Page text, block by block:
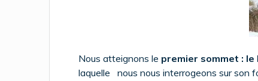
Nous atteignons le premier sommet : le
laquelle nous nous interrogeons sur son